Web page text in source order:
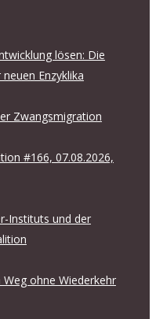
lösen: Die
Enzyklika
Zwangsmigration
#166, 07.08.2026,
Instituts und der
ohne Wiederkehr